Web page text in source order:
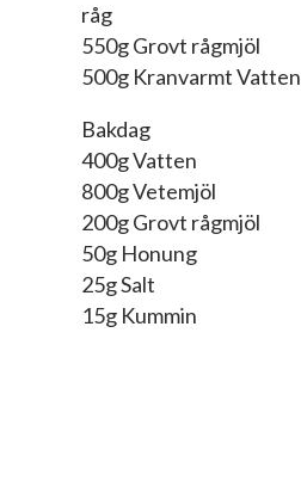
råg
550g Grovt rågmjöl
500g Kranvarmt Vatten
Bakdag
400g Vatten
800g Vetemjöl
200g Grovt rågmjöl
50g Honung
25g Salt
15g Kummin